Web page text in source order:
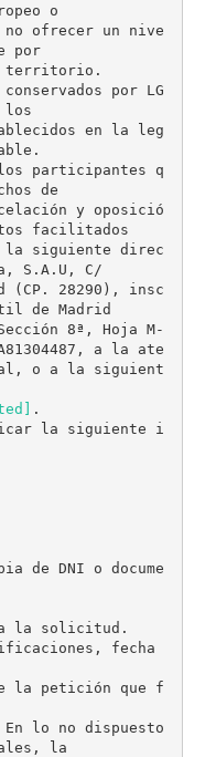
o
no ofrecer un nive
por
territorio.
por LG
los
en la leg
los participantes q
de
y oposició
facilitados
la siguiente direc
S.A.U, C/
(CP. 28290), insc
de Madrid
8ª, Hoja M-
a la ate
o a la siguient
.
la siguiente i
de DNI o docume
la solicitud.
fecha
la petición que f
lo no dispuesto
la